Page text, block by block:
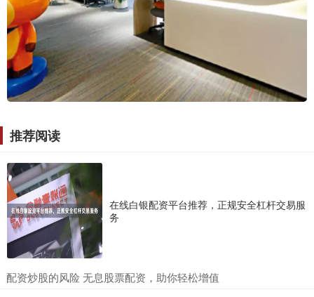
推荐阅读
在线白银配资平台推荐，正规安全杠杆交易服
务
​配资炒股的风险 无息股票配资，助你轻松增值